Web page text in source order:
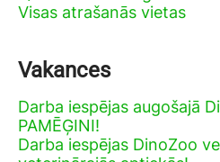
Visas atrašanās vietas
Vakances
Darba iespējas augošajā
PAMĒĢINI!
Darba iespējas DinoZoo